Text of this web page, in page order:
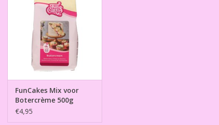
Cadeaubonnen
FunCakes Mix voor
Botercrème 500g
€4,95